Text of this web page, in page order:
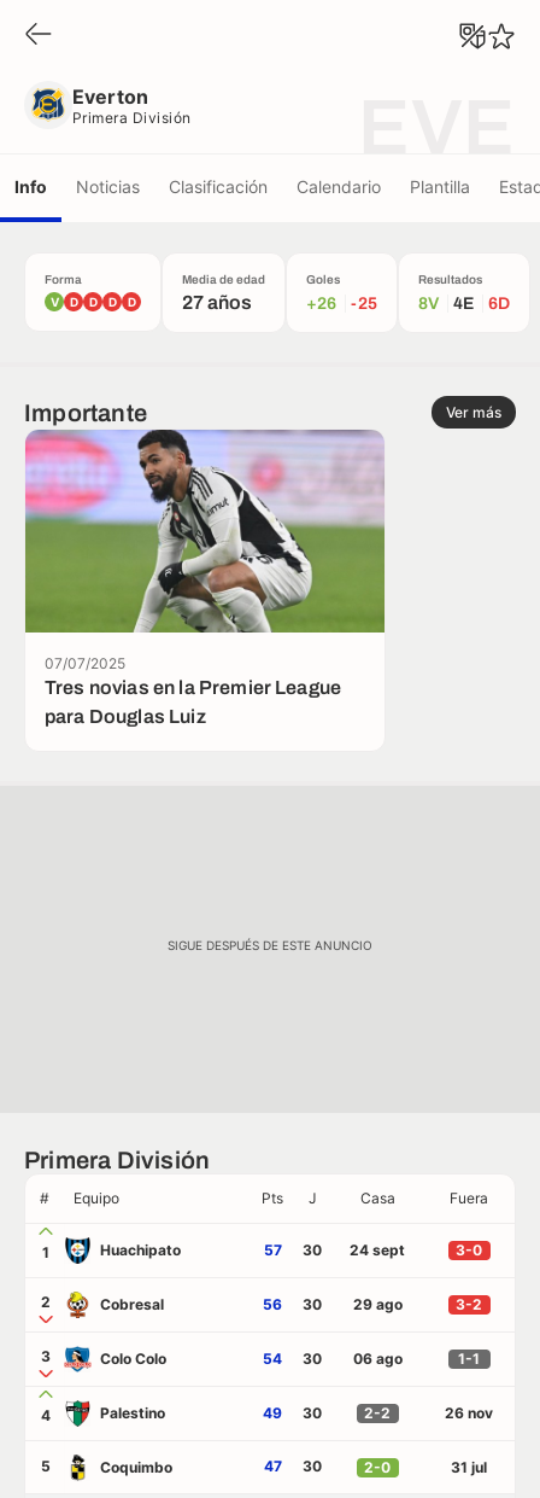
Everton
Primera División
Info Noticias Clasificación Calendario Plantilla
Forma
V D D D D
Media de edad
27 años
Goles
+26 -25
Resultados
8V 4E 6D
Importante Ver más
Tres novias en la Premier League
para Douglas Luiz
07/07/2025
SIGUE DESPUÉS DE ESTE ANUNCIO
Primera División
# Equipo Pts J Casa Fuera
1 Huachipato 57 30 24 sept 3-0
2 Cobresal 56 30 29 ago 3-2
3 Colo Colo 54 30 06 ago 1-1
4 Palestino 49 30 2-2 26 nov
5 Coquimbo 47 30 2-0 31 jul